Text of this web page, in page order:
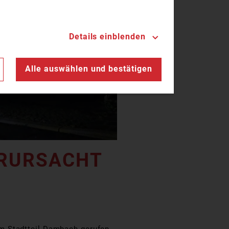
Details einblenden
Alle auswählen und bestätigen